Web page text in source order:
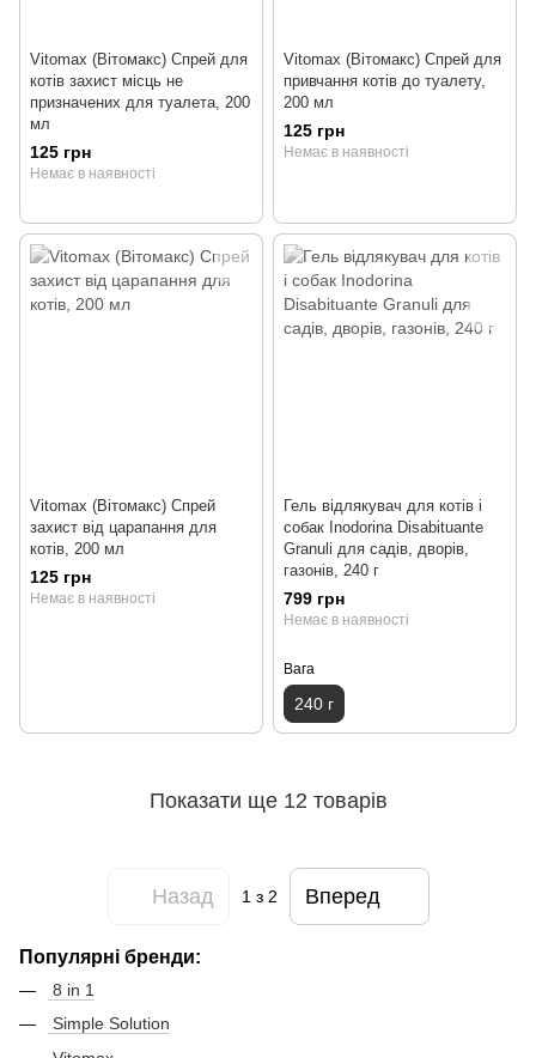
Популярні бренди:
8 in 1
Simple Solution
Vitomax (Вітомакс) Спрей для
котів захист місць не
призначених для туалета, 200
мл
125 грн
Немає в наявності
Vitomax (Вітомакс) Спрей для
привчання котів до туалету,
200 мл
125 грн
Немає в наявності
Vitomax (Вітомакс) Спрей
захист від царапання для
котів, 200 мл
125 грн
Немає в наявності
Гель відлякувач для котів і
собак Inodorina Disabituante
Granuli для садів, дворів,
газонів, 240 г
799 грн
Немає в наявності
Вага
240 г
Показати ще 12 товарів
Назад 1 з 2 Вперед